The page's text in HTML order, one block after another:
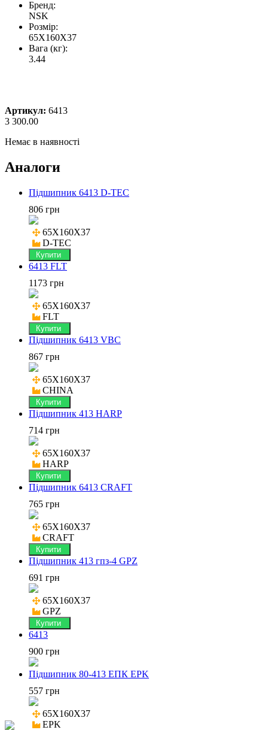
Бренд:
NSK
Розмір:
65X160X37
Вага (кг):
3.44
Артикул: 6413
3 300.00
Немає в наявності
Аналоги
Підшипник 6413 D-TEC
806 грн
65X160X37
D-TEC
Купити
6413 FLT
1173 грн
65X160X37
FLT
Купити
Підшипник 6413 VBC
867 грн
65X160X37
CHINA
Купити
Підшипник 413 HARP
714 грн
65X160X37
HARP
Купити
Підшипник 6413 CRAFT
765 грн
65X160X37
CRAFT
Купити
Підшипник 413 гпз-4 GPZ
691 грн
65X160X37
GPZ
Купити
6413
900 грн
Підшипник 80-413 ЕПК EPK
557 грн
65X160X37
EPK